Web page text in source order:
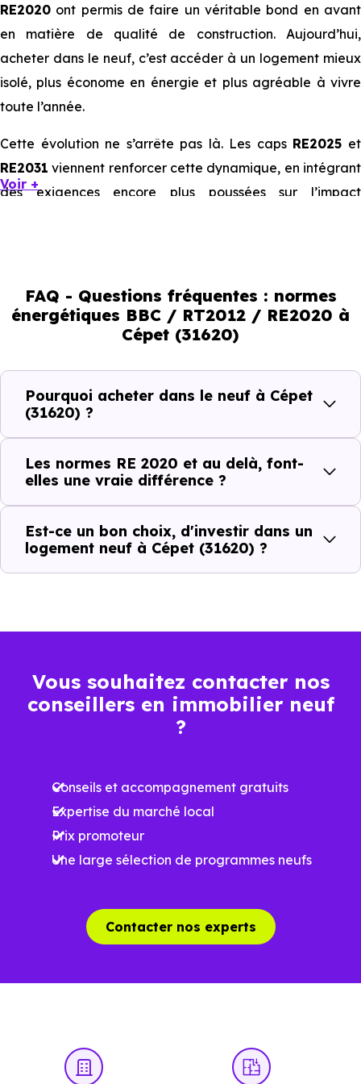
RE2020 ont permis de faire un véritable bond en avant
en matière de qualité de construction. Aujourd’hui,
acheter dans le neuf, c’est accéder à un logement mieux
isolé, plus économe en énergie et plus agréable à vivre
toute l’année.
Cette évolution ne s’arrête pas là. Les caps RE2025 et
RE2031 viennent renforcer cette dynamique, en intégrant
des exigences encore plus poussées sur l’impact
En résumé :
l’immobilier neuf
BBC, RT2012, RE2020
et phoniques
Confort en toute
Économies
mensuelles sur les
factures
luminosité
…
RE2025 et RE2031
Performances
Impact
réduit
…
Acheter un bien immobilier à Cépet (31620)
Voir +
FAQ - Questions fréquentes : normes
énergétiques BBC / RT2012 / RE2020 à
Cépet (31620)
Pourquoi acheter dans le neuf à Cépet
(31620) ?
Les normes RE 2020 et au delà, font-
elles une vraie différence ?
Est-ce un bon choix, d'investir dans un
logement neuf à Cépet (31620) ?
Vous souhaitez contacter nos
conseillers en immobilier neuf
?
Conseils et accompagnement gratuits
Expertise du marché local
Prix promoteur
Une large sélection de programmes neufs
Contacter nos experts